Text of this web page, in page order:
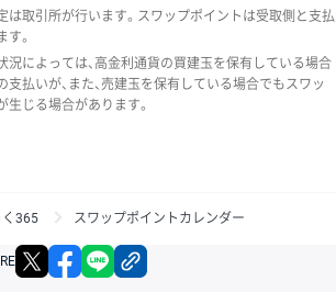
は取引所が行います。スワップポイントは受取側と支払
。
況によっては、高金利通貨の買建玉を保有している場合
払いが、また、売建玉を保有している場合でもスワッ
じる場合があります。
く365 スワップポイントカレンダー
X facebook